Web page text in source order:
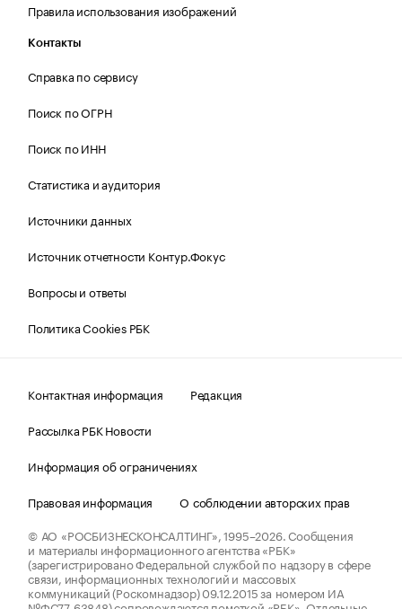
Правила использования изображений
Контакты
Справка по сервису
Поиск по ОГРН
Поиск по ИНН
Статистика и аудитория
Источники данных
Источник отчетности Контур.Фокус
Вопросы и ответы
Политика Cookies РБК
Контактная информация
Редакция
Рассылка РБК Новости
Информация об ограничениях
Правовая информация
О соблюдении авторских прав
© АО «РОСБИЗНЕСКОНСАЛТИНГ»,1995–2026.Сообщения
и материалы информационного агентства «РБК»
(зарегистрировано Федеральной службой по надзору в сфере
связи, информационных технологий и массовых
коммуникаций (Роскомнадзор) 09.12.2015 за номером ИА